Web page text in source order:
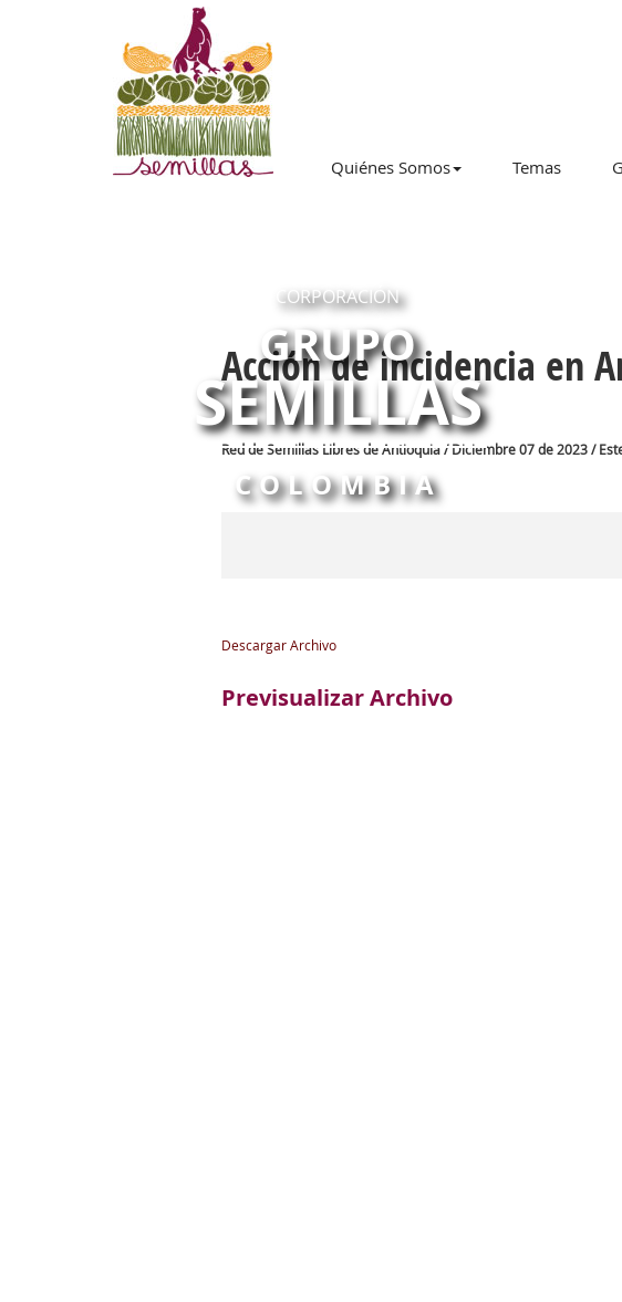
Quiénes Somos Temas
CORPORACIÓN
GRUPO
SEMILLAS
COLOMBIA
Acción de incidencia en
Red de Semillas Libres de Antioquia / Diciembre 07 de 2023 /
Descargar Archivo
Previsualizar Archivo